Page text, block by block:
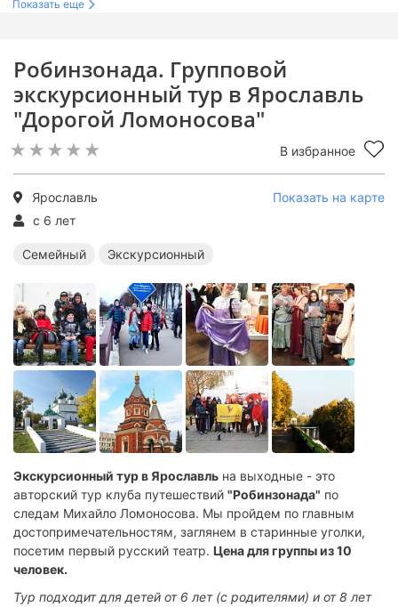
Робинзонада. Групповой
экскурсионный тур в Ярославль
"Дорогой Ломоносова"
В избранное
Ярославль
Показать на карте
c 6 лет
Семейный Экскурсионный
Экскурсионный тур в Ярославль на выходные - это
авторский тур клуба путешествий "Робинзонада" по
следам Михайло Ломоносова. Мы пройдем по главным
достопримечательностям, заглянем в старинные уголки,
посетим первый русский театр. Цена для группы из 10
человек.
Тур подходит для детей от 6 лет (с родителями) и от 8 лет
Экскурсионные лагеря в Подмосковье
Показать еще